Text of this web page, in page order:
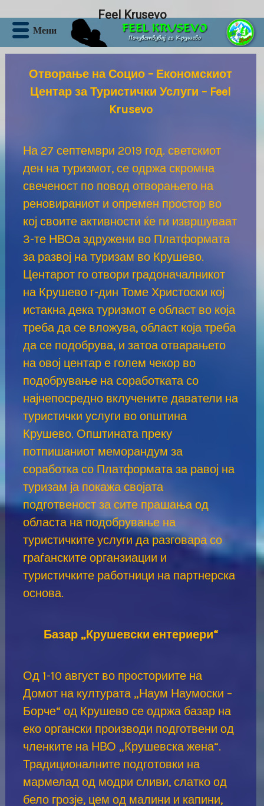
Skip
content
Отворање на Социо – Економскиот
Центар за Туристички Услуги – Feel
Krusevo
На 27 септември 2019 год. светскиот
ден на туризмот, се одржа скромна
свеченост по повод отворањето на
реновираниот и опремен простор во
кој своите активности ќе ги извршуваат
3-те НВОа здружени во Платформата
за развој на туризам во Крушево.
Центарот го отвори градоначалникот
на Крушево г-дин Томе Христоски кој
истакна дека туризмот е област во која
треба да се вложува, област која треба
да се подобрува, и затоа отварањето
на овој центар е голем чекор во
подобрување на соработката со
најнепосредно вклучените даватели на
туристички услуги во општина
Крушево. Општината преку
потпишаниот меморандум за
соработка со Платформата за равој на
туризам ја покажа својата
подготвеност за сите прашања од
областа на подобрување на
туристичките услуги да разговара со
граѓанските органзиации и
туристичките работници на партнерска
основа.
Базар „Крушевски ентериери“
Од 1-10 август во просториите на
Домот на културата „Наум Наумоски –
Борче“ од Крушево се одржа базар на
еко органски производи подготвени од
членките на НВО „Крушевска жена“.
Традиционалните подготовки на
мармелад од модри сливи, слатко од
бело грозје, цем од малини и капини,
Мени
Feel Krusevo